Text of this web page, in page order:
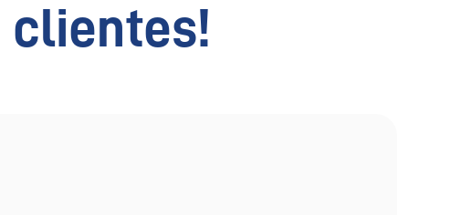
clientes!